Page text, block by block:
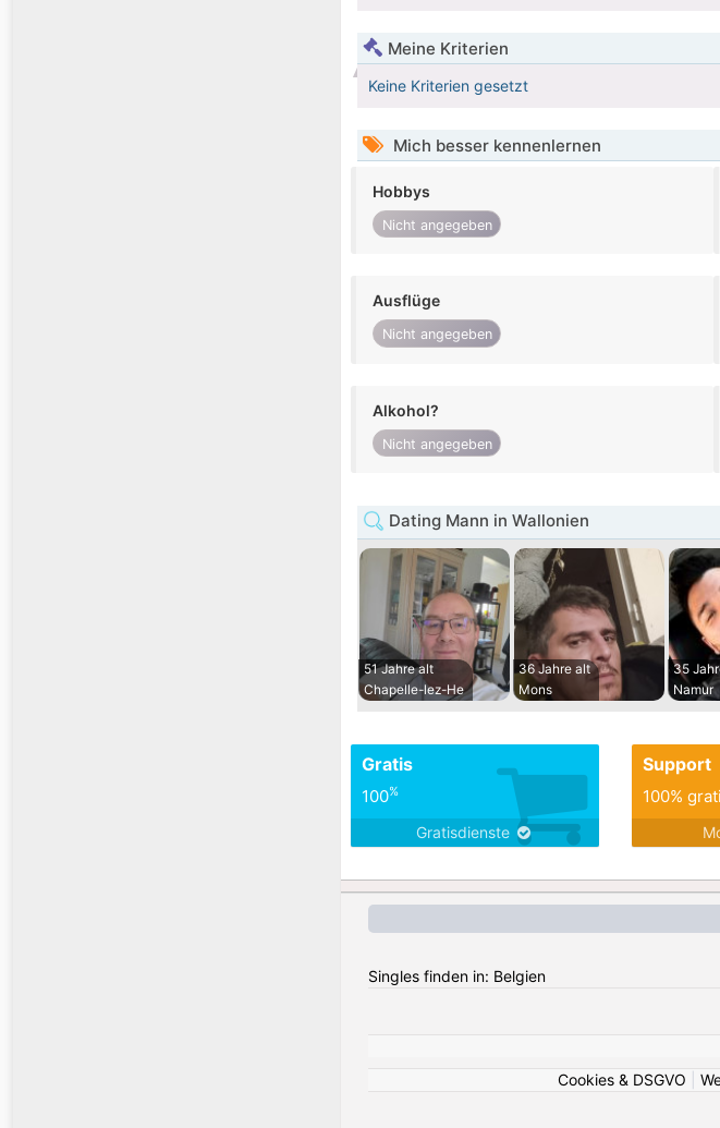
Meine Kriterien
Keine Kriterien gesetzt
Mich besser kennenlernen
Hobbys
Nicht angegeben
Ausflüge
Nicht angegeben
Alkohol?
Nicht angegeben
Dating Mann in Wallonien
51 Jahre alt
Chapelle-lez-He
36 Jahre alt
Mons
35
Namur
Gratis
100%
Gratisdienste
Support
100%
Singles finden in: Belgien
Cookies & DSGVO